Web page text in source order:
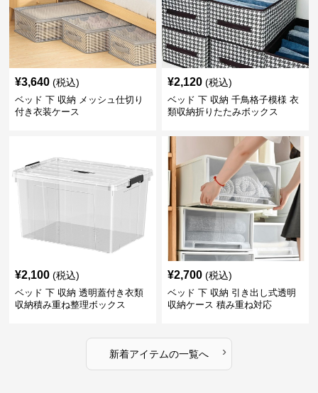
¥3,640 (税込)
ベッド 下 収納 メッシュ仕切り
付き衣装ケース
¥2,120 (税込)
ベッド 下 収納 千鳥格子模様 衣
類収納折りたたみボックス
¥2,100 (税込)
ベッド 下 収納 透明蓋付き衣類
収納積み重ね整理ボックス
¥2,700 (税込)
ベッド 下 収納 引き出し式透明
収納ケース 積み重ね対応
新着アイテムの一覧へ ›